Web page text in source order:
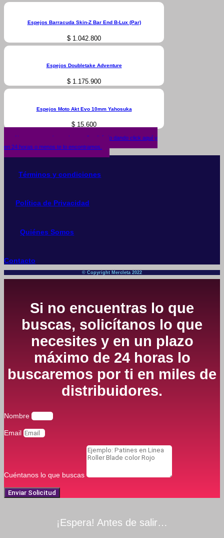
Espejos Barracuda Skin-Z Bar End B-Lux (Par)
$ 1.042.800
Espejos Doubletake Adventure
$ 1.175.900
Espejos Moto Akt Evo 10mm Yahosuka
$ 15.600
¿No encuentras lo que buscas? solicítalo dando click aquí y
en 24 horas o menos te lo encontramos.
Términos y condiciones
Política de Privacidad
Quiénes Somos
Contacto
© Copyright Mercleta 2022
Si no encuentras lo que
buscas, solicítanos lo que
necesites y en un plazo
máximo de 24 horas lo
buscaremos por ti en miles de
distribuidores.
Nombre
Email
Cuéntanos lo que buscas
Enviar Solicitud
¡Espera! Antes de salir…